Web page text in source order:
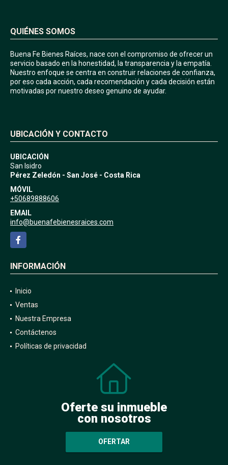
QUIÉNES SOMOS
Buena Fe Bienes Raíces, nace con el compromiso de ofrecer un
servicio basado en la honestidad, la transparencia y la empatía.
Nuestro enfoque se centra en construir relaciones de confianza,
por eso cada acción, cada recomendación y cada decisión están
motivadas por nuestro deseo genuino de ayudar.
UBICACIÓN Y CONTACTO
UBICACIÓN
San Isidro
Pérez Zeledón - San José - Costa Rica
MÓVIL
+50689888606
EMAIL
info@buenafebienesraices.com
Facebook
INFORMACIÓN
Inicio
Ventas
Nuestra Empresa
Contáctenos
Políticas de privacidad
Oferte su inmueble
con nosotros
OFERTAR